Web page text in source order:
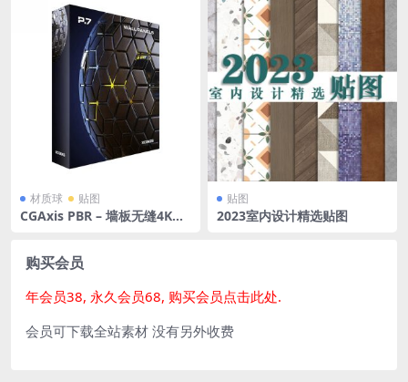
材质球 贴图
CGAxis PBR – 墙板无缝4K贴
贴图
2023室内设计精选贴图
购买会员
年会员38, 永久会员68, 购买会员点击此处.
会员可下载全站素材 没有另外收费